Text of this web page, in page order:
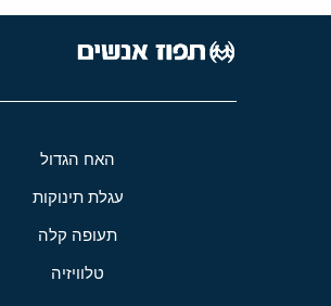
האח הגדול
עגלת תינוקות
תעופה קלה
טלוויזיה